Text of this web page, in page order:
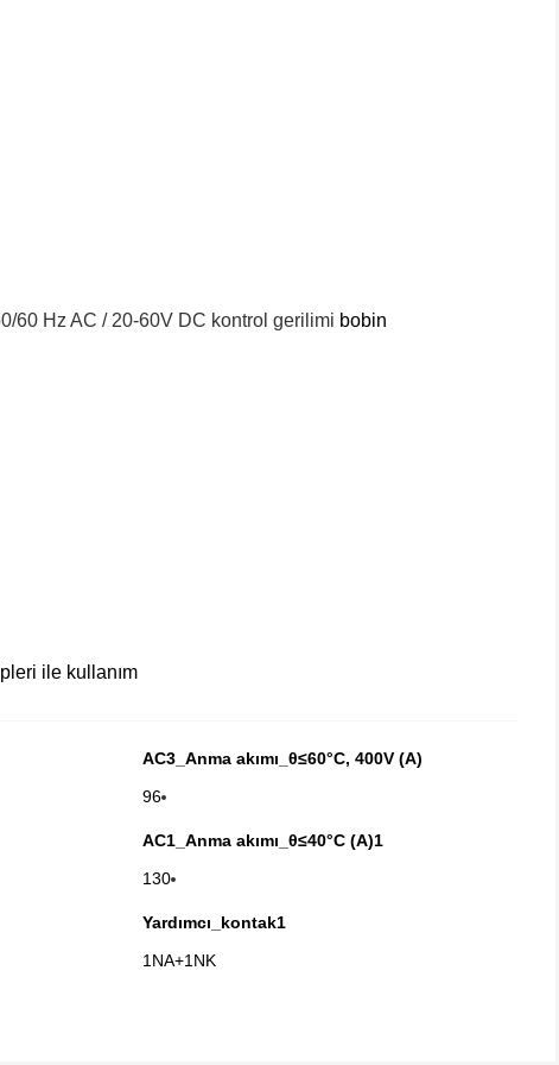
60 Hz AC / 20-60V DC kontrol gerilimi bobin
ile kullanım
AC3_Anma akımı_θ≤60°C, 400V (A)
96
AC1_Anma akımı_θ≤40°C (A)1
130
Yardımcı_kontak1
1NA+1NK